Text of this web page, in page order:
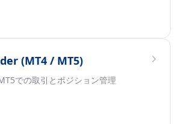
(MT4 / MT5)
での取引とポジション管理